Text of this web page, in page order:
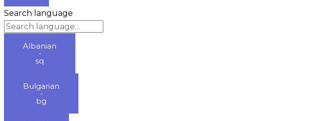
Search language
Albanian
-
sq
Bulgarian
-
bg